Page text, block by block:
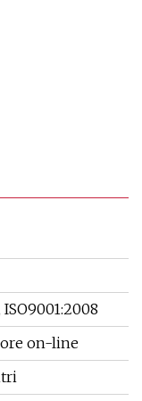
ISO9001:2008
on-line